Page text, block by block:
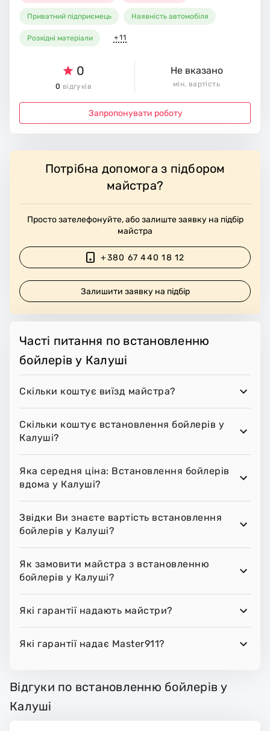
Приватний підприємець Наявність автомобіля
Розхідні матеріали +11
0
0 відгуків
Не вказано
мін. вартість
Запропонувати роботу
Потрібна допомога з підбором
майстра?
Просто зателефонуйте, або залиште заявку на підбір
майстра
+380 67 440 18 12
Залишити заявку на підбір
Часті питання по встановленню
бойлерів у Калуші
Скільки коштує виїзд майстра?
Скільки коштує встановлення бойлерів у
Калуші?
Яка середня ціна: Встановлення бойлерів
вдома у Калуші?
Звідки Ви знаєте вартість встановлення
бойлерів у Калуші?
Як замовити майстра з встановленню
бойлерів у Калуші?
Які гарантії надають майстри?
Які гарантії надає Master911?
Відгуки по встановленню бойлерів у
Калуші